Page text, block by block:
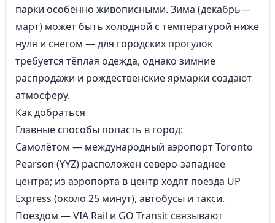
парки особенно живописными. Зима (декабрь—
март) может быть холодной с температурой ниже
нуля и снегом — для городских прогулок
требуется тёплая одежда, однако зимние
распродажи и рождественские ярмарки создают
атмосферу.
Как добраться
Главные способы попасть в город:
Самолётом — международный аэропорт Toronto
Pearson (YYZ) расположен северо-западнее
центра; из аэропорта в центр ходят поезда UP
Express (около 25 минут), автобусы и такси.
Поездом — VIA Rail и GO Transit связывают